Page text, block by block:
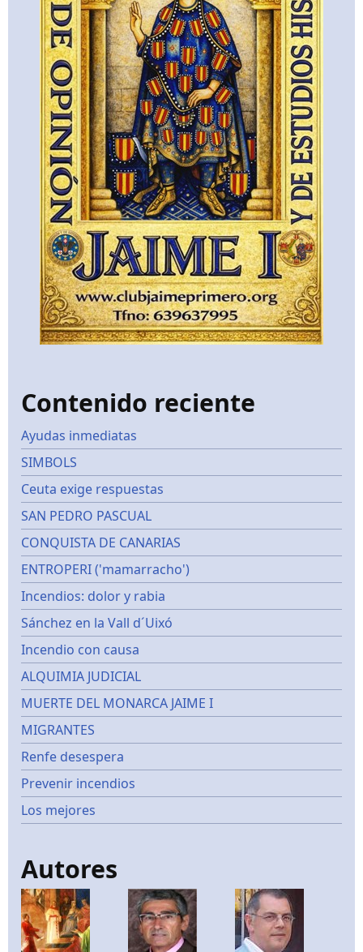
Contenido reciente
Ayudas inmediatas
SIMBOLS
Ceuta exige respuestas
SAN PEDRO PASCUAL
CONQUISTA DE CANARIAS
ENTROPERI ('mamarracho')
Incendios: dolor y rabia
Sánchez en la Vall d´Uixó
Incendio con causa
ALQUIMIA JUDICIAL
MUERTE DEL MONARCA JAIME I
MIGRANTES
Renfe desespera
Prevenir incendios
Los mejores
Autores